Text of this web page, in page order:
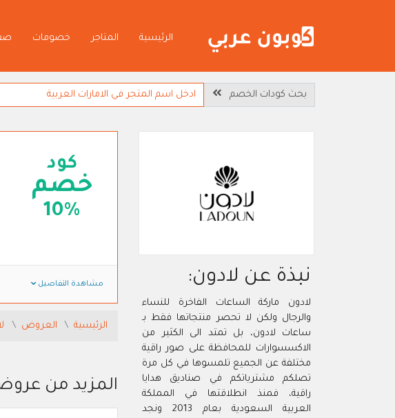
الرئيسية المتاجر خصومات
بحث كودات الخصم
كود
خصم
10%
مشاهدة التفاصيل
الرئيسية العروض
المزيد من عروض
نبذة عن لادون:
لادون ماركة الساعات الفاخرة للنساء
والرجال ولكن لا تحصر منتجاتها فقط بـ
ساعات لادون، بل تمتد الى الكثير من
الاكسسوارات للمحافظة على صور راقية
مختلفة عن الجميع تلمسوها في كل مرة
تصلكم مشترياتكم في صناديق هدايا
راقية، فمنذ انطلاقتها في المملكة
العربية السعودية بعام 2013 ونجد